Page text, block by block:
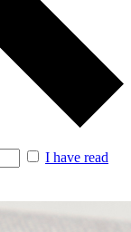
I have read